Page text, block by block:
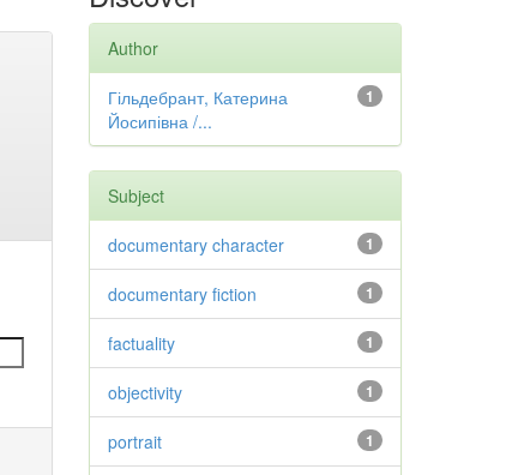
Author
1
Гільдебрант, Катерина
Йосипівна /...
Subject
1
documentary character
1
documentary fiction
1
factuality
1
objectivity
1
portrait